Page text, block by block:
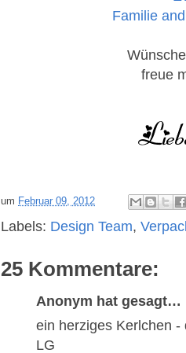
Familie
freue
um Februar 09, 2012
Labels: Design Team,
25 Kommentare:
Anonym hat gesagt…
ein herziges Kerlchen
LG